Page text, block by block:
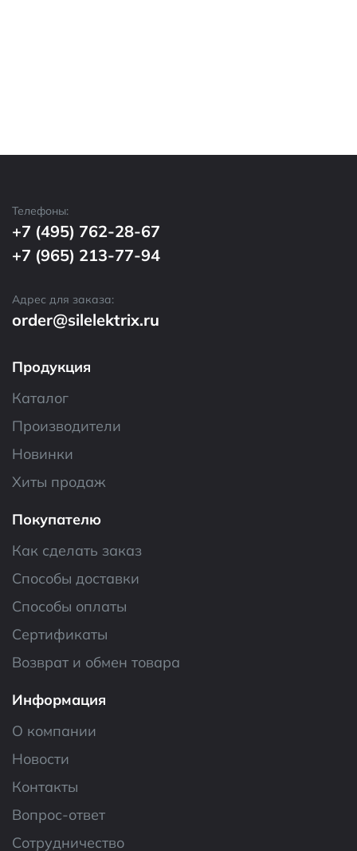
Телефоны:
+7 (495) 762-28-67
+7 (965) 213-77-94
Адрес для заказа:
order@silelektrix.ru
Продукция
Каталог
Производители
Новинки
Хиты продаж
Покупателю
Как сделать заказ
Способы доставки
Способы оплаты
Сертификаты
Возврат и обмен товара
Информация
О компании
Новости
Контакты
Вопрос-ответ
Сотрудничество